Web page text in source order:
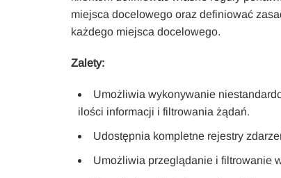
miejsca docelowego oraz definiować
każdego miejsca docelowego.
Zalety:
Umożliwia wykonywanie
ilości informacji i filtrowania żądań.
Udostępnia kompletne rejestry
Umożliwia przeglądanie i filtrowanie